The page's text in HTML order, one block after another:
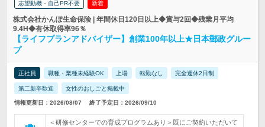
志望動機・自己PR不要 新着
株式会社かんぽ生命保険 | 年間休日120日以上◆賞与2回◆残業月平均
9.4H◆有休取得率96％
【ライフプランアドバイザー】創業100年以上★日本郵政グルー
プ
正社員 職種・業種未経験OK 上場 転勤なし 完全週休2日制
第二新卒歓迎 女性のおしごと掲載中
情報更新日：2026/08/07 終了予定日：2026/09/10
＜研修センターでの育成プログラムあり＞既にご契約いただいて